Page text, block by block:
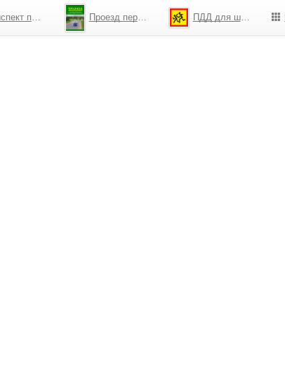
по ПДД Проезд перекрестков ПДД для школьников